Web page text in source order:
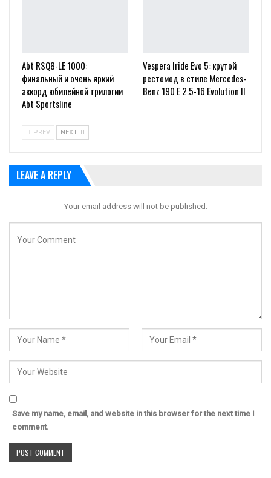
Abt RSQ8-LE 1000:
финальный и очень яркий
аккорд юбилейной трилогии
Abt Sportsline
Vespera Iride Evo 5: крутой
рестомод в стиле Mercedes-
Benz 190 E 2.5-16 Evolution II
PREV NEXT
LEAVE A REPLY
Your email address will not be published.
Save my name, email, and website in this browser for the next time I
comment.